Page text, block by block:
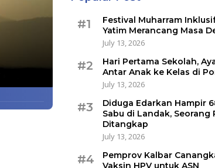
#1
Festival Muharram
Yatim Merancang Masa
July 13, 2026
#2
Hari Pertama Sekolah,
Antar Anak ke Kelas di
July 13, 2026
#3
Diduga Edarkan Hampir
Sabu di Landak, Seorang
Ditangkap
July 13, 2026
#4
Pemprov Kalbar
Vaksin HPV untuk ASN